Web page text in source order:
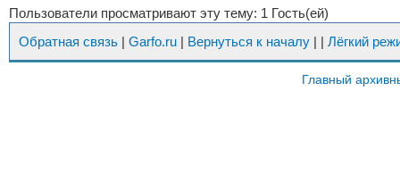
Пользователи просматривают эту тему: 1 Гость(ей)
Обратная связь | Garfo.ru | Вернуться к началу | | Лёгкий
Главный